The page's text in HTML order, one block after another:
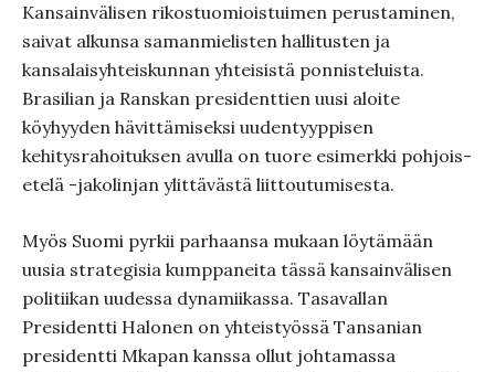
Kansainvälisen rikostuomioistuimen perustaminen,
saivat alkunsa samanmielisten hallitusten ja
kansalaisyhteiskunnan yhteisistä ponnisteluista.
Brasilian ja Ranskan presidenttien uusi aloite
köyhyyden hävittämiseksi uudentyyppisen
kehitysrahoituksen avulla on tuore esimerkki pohjois-
etelä -jakolinjan ylittävästä liittoutumisesta.
Myös Suomi pyrkii parhaansa mukaan löytämään
uusia strategisia kumppaneita tässä kansainvälisen
politiikan uudessa dynamiikassa. Tasavallan
Presidentti Halonen on yhteistyössä Tansanian
presidentti Mkapan kanssa ollut johtamassa